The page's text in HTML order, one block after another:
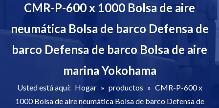
CMR-P-600 x 1000 Bolsa de aire
neumática Bolsa de barco Defensa de
barco Defensa de barco Bolsa de aire
marina Yokohama
Usted está aquí: Hogar » productos » CMR-P-600 x
1000 Bolsa de aire neumática Bolsa de barco Defensa de